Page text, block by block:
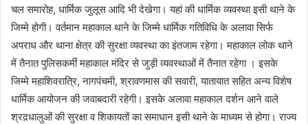
चल समारोह, धार्मिक जुलूस आदि भी देखेगा। यहां की धार्मिक व्यवस्था इसी थाने के
जिम्मे होगी। वर्तमान महाकाल थाने के जिम्‍मे धार्मिक गतिविधि के अलावा ​सिर्फ
अपराध और थाना क्षेत्र की सुरक्षा व्‍यवस्‍था का इंतजाम रहेगा। महाकाल लोक थाने
में तैनात पुलिसकर्मी महाकाल मंदिर से जुड़ी व्यवस्थाओं में तैनात रहेगा । इसके
जिम्मे महाशिवरात्रि, नागपंचमी, श्रावणमास की सवारी, यातायात सहित अन्य विशेष
धार्मिक आयोजन की जवाबदारी रहेगी। इसके अलावा महाकाल दर्शन आने वाले
श्रद़धालुओं की सुरक्षा व शिकायतों का समाधान इसी थाने के माध्यम से होगा। राज्य